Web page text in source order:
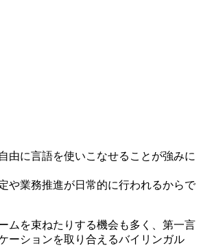
由に言語を使いこなせることが強みに
や業務推進が日常的に行われるからで
ムを束ねたりする機会も多く、第一言
ーションを取り合えるバイリンガル